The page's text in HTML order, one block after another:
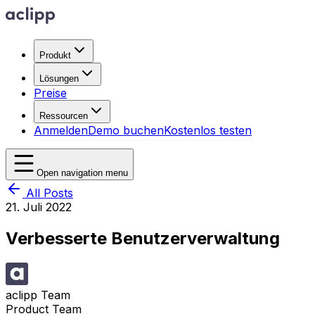
Produkt
Lösungen
Preise
Ressourcen
AnmeldenDemo buchenKostenlos testen
Open navigation menu
All Posts
21. Juli 2022
Verbesserte Benutzerverwaltung
aclipp Team
Product Team